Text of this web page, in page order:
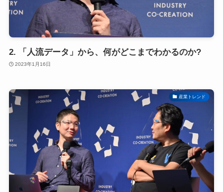
2. 「人流データ」から、何がどこまでわかるのか?
2023年1月16日
産業トレンド